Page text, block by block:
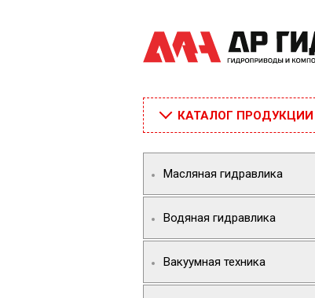
КАТАЛОГ ПРОДУКЦИИ
Масляная гидравлика
Водяная гидравлика
Вакуумная техника